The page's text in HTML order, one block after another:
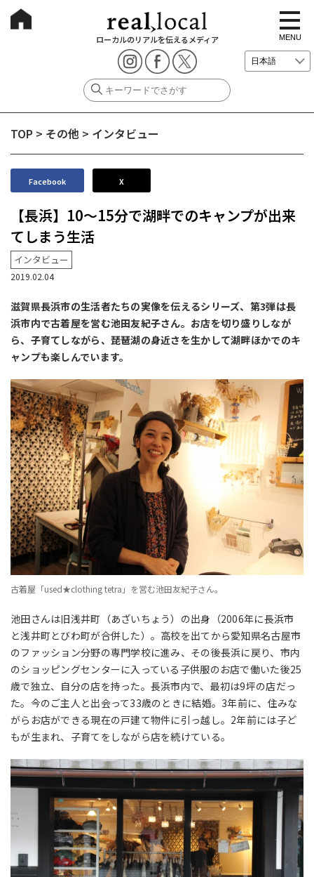
ローカルのリアルを伝えるメディア
t
o
g
g
e
i
i
MENU
TOP > その他 > インタビュー
Facebook X
【長浜】10〜15分で湖畔でのキャンプが出来
てしまう生活
インタビュー
2019.02.04
滋賀県長浜市の生活者たちの実像を伝えるシリーズ、第3弾は長
浜市内で古着屋を営む池田友紀子さん。お店を切り盛りしなが
ら、子育てしながら、琵琶湖の身近さを生かして湖畔ほかでのキ
ャンプも楽しんでいます。
古着屋「used★clothing tetra」を営む池田友紀子さん。
池田さんは旧浅井町（あざいちょう）の出身（2006年に長浜市
と浅井町とびわ町が合併した）。高校を出てから愛知県名古屋市
のファッション分野の専門学校に進み、その後長浜に戻り、市内
のショッピングセンターに入っている子供服のお店で働いた後25
歳で独立、自分の店を持った。長浜市内で、最初は9坪の店だっ
た。今のご主人と出会って33歳のときに結婚。3年前に、住みな
がらお店ができる現在の戸建て物件に引っ越し。2年前には子ど
もが生まれ、子育てをしながら店を続けている。